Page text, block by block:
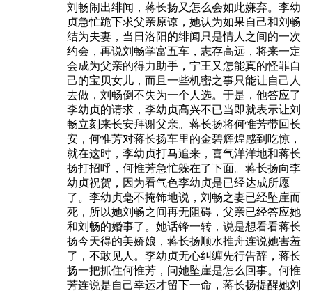
刘畅闹出绯闻，蒋长扬又怎么会如此嫌弃。李幼
贞急忙跪下求父亲原谅，她认为如果自己和刘畅
结为夫妻，当日洛阳的绯闻只是情人之间的一次
约会，再说刘畅学富五车，志存高远，将来一定
会成为父亲的得力助手，宁王又怎能真的怪罪自
己的宝贝女儿，而且一些机密之事只能让自己人
去做，刘畅倒不失为一个人选。于是，他答应了
李幼贞的请求，李幼贞高兴不已当即就表示让刘
畅立刻来长安拜谢父亲。蒋长扬将何惟芳带回长
安，何惟芳对蒋长扬车里的金碧辉煌感到吃惊，
就在这时，李幼贞打马追来，喜气洋洋地和蒋长
扬打招呼，何惟芳急忙躲在了下面。蒋长扬向李
幼贞祝贺，因为看气色李幼贞是已经达成所愿
了。李幼贞毫不掩饰地说，刘畅之妻已经坠崖而
死，所以她刘畅之间再无阻碍，父亲已经答应她
和刘畅的婚事了。她话锋一转，说是想看看蒋长
扬今天得的美娇娘，蒋长扬顺水推舟连说她害羞
了，不敢见人。李幼贞无心纠缠先行告辞，蒋长
扬一把抓住何惟芳，问她坠崖是怎么回事。何惟
芳连说是自己幸运才留下一命，蒋长扬提醒她刘